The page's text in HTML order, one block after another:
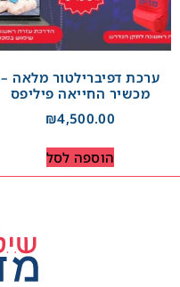
ערכת דפיברילטור מלאה –
מכשיר החייאה פיליפס
₪4,500.00
הוספה לסל